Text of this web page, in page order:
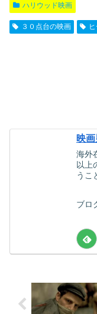
ハリウッド映画
３０点台の映画
映画
海外
以上
うこ
ブロ